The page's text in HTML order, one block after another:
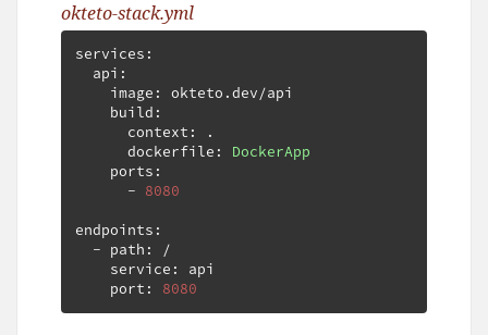
okteto-stack.yml
services :
  api
:
    image
: okteto .dev/api
    build
:
      context
:
.
      dockerfile
:
DockerApp
    ports
:
- 8080
endpoints :
- path :
/
    service
:
api
    port
: 8080